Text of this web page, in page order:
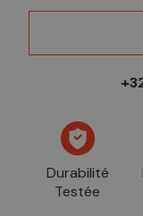
Durabilité
Testée